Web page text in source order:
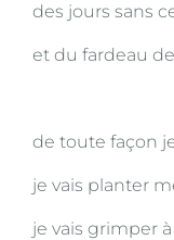
des jours sans
et du fardeau
de toute façon
je vais planter
je vais grimper